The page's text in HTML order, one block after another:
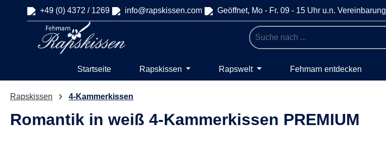
Zur Hauptnavigation springen
+49 (0) 4372 / 1269 info@rapskissen.com Geöffnet, Mo - Fr. 09 - 15 Uhr u.n. Vereinbarung
Startseite Rapskissen Rapswelt Fehmarn entdecken
Rapskissen 4-Kammerkissen
Romantik in weiß 4-Kammerkissen PREMIUM